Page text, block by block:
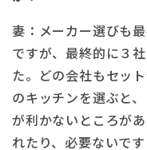
妻：メーカー選びも
ですが、最終的に３
た。どの会社もセッ
のキッチンを選ぶと
が利かないところが
れたり、必要ないで